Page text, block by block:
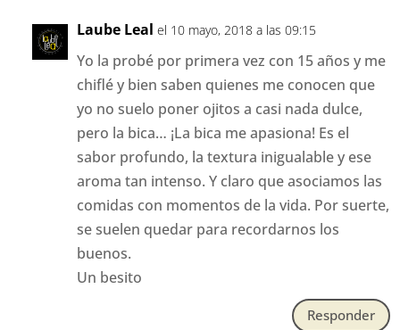
Laube Leal el 10 mayo, 2018 a las 09:15
Yo la probé por primera vez con 15 años y me
chiflé y bien saben quienes me conocen que
yo no suelo poner ojitos a casi nada dulce,
pero la bica… ¡La bica me apasiona! Es el
sabor profundo, la textura inigualable y ese
aroma tan intenso. Y claro que asociamos las
comidas con momentos de la vida. Por suerte,
se suelen quedar para recordarnos los
buenos.
Un besito
Responder